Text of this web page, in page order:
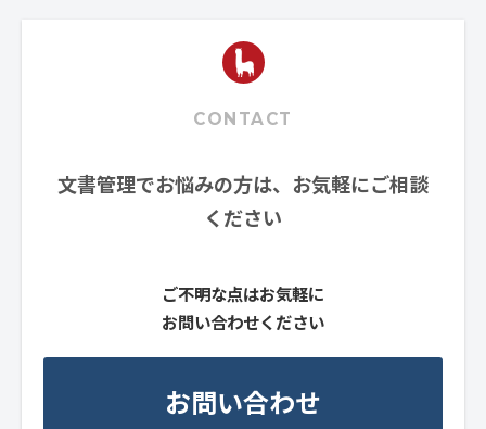
CONTACT
文書管理でお悩みの方は、お気軽にご相談
ください
ご不明な点はお気軽に
お問い合わせください
お問い合わせ